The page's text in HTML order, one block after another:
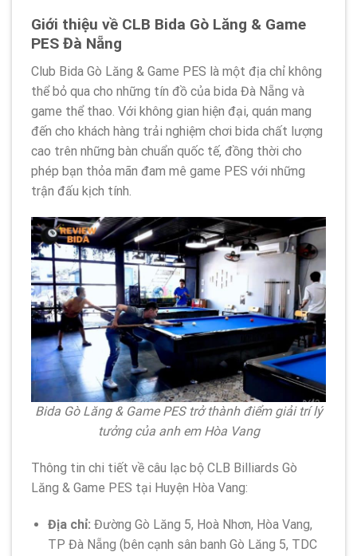
Giới thiệu về CLB Bida Gò Lăng & Game
PES Đà Nẵng
Club Bida Gò Lăng & Game PES là một địa chỉ không
thể bỏ qua cho những tín đồ của bida Đà Nẵng và
game thể thao. Với không gian hiện đại, quán mang
đến cho khách hàng trải nghiệm chơi bida chất lượng
cao trên những bàn chuẩn quốc tế, đồng thời cho
phép bạn thỏa mãn đam mê game PES với những
trận đấu kịch tính.
Bida Gò Lăng & Game PES trở thành điểm giải trí lý
tưởng của anh em Hòa Vang
Thông tin chi tiết về câu lạc bộ CLB Billiards Gò
Lăng & Game PES tại Huyện Hòa Vang:
Địa chỉ: Đường Gò Lăng 5, Hoà Nhơn, Hòa Vang,
TP Đà Nẵng (bên cạnh sân banh Gò Lăng 5, TDC